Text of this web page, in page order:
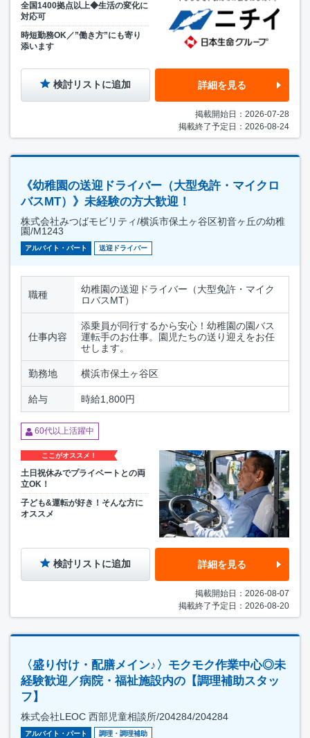
全国1400拠点以上◆生活の変化に
対応可
時短勤務OK／”働き方”にも寄り
添います
検討リストに追加 詳細を見る
掲載開始日：2026-07-28
掲載終了予定日：2026-08-24
《幼稚園の送迎ドライバー（大型免許・マイクロ
バスMT）》未経験の方大歓迎！
株式会社みつばモビリティ/横浜市保土ヶ谷区初音ヶ丘の幼稚
園/M1243
アルバイト・パート 送迎ドライバー
職種
幼稚園の送迎ドライバー（大型免許・マイク
ロバスMT）
仕事内容
添乗員が同行するから安心！幼稚園の園バス
運転手のお仕事。園児たちの送り迎えをお任
せします。
勤務地 横浜市保土ヶ谷区
給与 時給1,800円
60代以上活躍中
ここがオススメ！
土日祝休みでプライベートとの両
立OK！
子ども&運転が好き！そんな方に
オススメ
検討リストに追加 詳細を見る
掲載開始日：2026-08-07
掲載終了予定日：2026-08-20
〈盛り付け・配膳メイン♪〉モクモク作業中心◎未
経験歓迎／病院・福祉施設内の【調理補助スタッ
フ】
株式会社LEOC 西部児童相談所/204284/204284
アルバイト・パート 調理・調理補助